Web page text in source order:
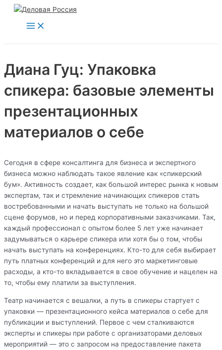
Перейти
содержимому
Menu
Диана Гуц: Упаковка
спикера: базовые элементы
презентационных
материалов о себе
Сегодня в сфере консалтинга для бизнеса и экспертного
бизнеса можно наблюдать такое явление как «спикерский
бум». Активность создает, как большой интерес рынка к новым
экспертам, так и стремление начинающих спикеров стать
востребованными и начать выступать не только на большой
сцене форумов, но и перед корпоративными заказчиками. Так,
каждый профессионал с опытом более 5 лет уже начинает
задумываться о карьере спикера или хотя бы о том, чтобы
начать выступать на конференциях. Кто-то для себя выбирает
путь платных конференций и для него это маркетинговые
расходы, а кто-то вкладывается в свое обучение и нацелен на
то, чтобы ему платили за выступления.
Театр начинается с вешалки, а путь в спикеры стартует с
упаковки — презентационного кейса материалов о себе для
публикации и выступлений. Первое с чем сталкиваются
эксперты и спикеры при работе с организаторами деловых
мероприятий — это с запросом на предоставление пакета